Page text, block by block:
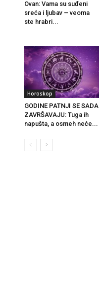
Ovan: Vama su suđeni
sreća i ljubav – veoma
ste hrabri...
Horoskop
GODINE PATNJI SE SADA
ZAVRŠAVAJU: Tuga ih
napušta, a osmeh neće...